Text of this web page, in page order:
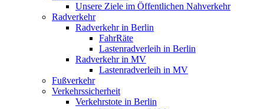
Unsere Ziele im Öffentlichen Nahverkehr
Radverkehr
Radverkehr in Berlin
FahrRäte
Lastenradverleih in Berlin
Radverkehr in MV
Lastenradverleih in MV
Fußverkehr
Verkehrssicherheit
Verkehrstote in Berlin